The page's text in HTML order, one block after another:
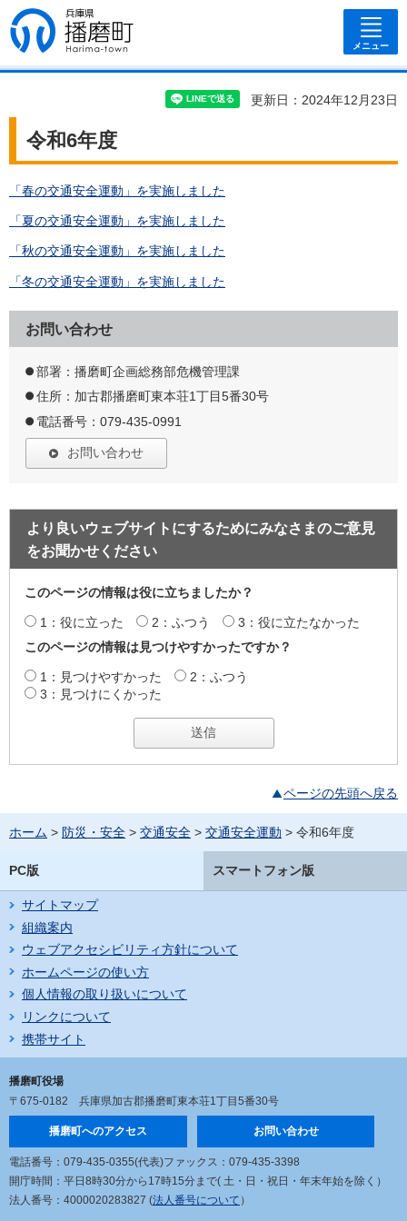
兵庫県 播磨
町
メニュー
更新日：2024年12月23日
令和6年度
「春の交通安全運動」を実施しました
「夏の交通安全運動」を実施しました
「秋の交通安全運動」を実施しました
「冬の交通安全運動」を実施しました
お問い合わせ
部署：播磨町企画総務部危機管理課
住所：加古郡播磨町東本荘1丁目5番30号
電話番号：079-435-0991
お問い合わせ
より良いウェブサイトにするためにみなさまのご意見
をお聞かせください
このページの情報は役に立ちましたか？
1：役に立った 2：ふつう
3：役に立たなかった
このページの情報は見つけやすかったですか？
1：見つけやすかった
2：ふつう
3：見つけにくかった
ページの先頭へ戻る
ホーム > 防災・安全 > 交通安全 > 交通安全運動 > 令和6年度
PC版 スマートフォン版
サイトマップ
組織案内
ウェブアクセシビリティ方針について
ホームページの使い方
個人情報の取り扱いについて
リンクについて
携帯サイト
播磨町役場
〒675-0182 兵庫県加古郡播磨町東本荘1丁目5番30号
播磨町へのアクセス お問い合わせ
電話番号：079-435-0355(代表)ファックス：079-435-3398
開庁時間：平日8時30分から17時15分まで( 土・日・祝日・年末年始を除く）
法人番号：4000020283827 (法人番号について ）